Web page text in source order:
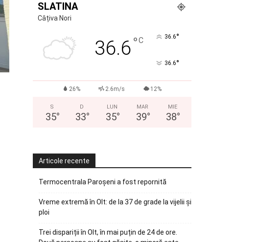
SLATINA
Câțiva Nori
36.6°C 36.6°
36.6°
26% 2.6m/s 12%
S
35°
D
33°
LUN
35°
MAR
39°
MIE
38°
Articole recente
Termocentrala Paroșeni a fost repornită
Vreme extremă în Olt: de la 37 de grade la vijelii și
ploi
Trei dispariții în Olt, în mai puțin de 24 de ore.